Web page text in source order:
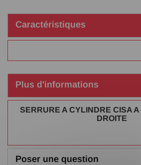
Caractéristiques
Plus d'informations
SERRURE A CYLINDRE CISA
DROITE
Poser une question